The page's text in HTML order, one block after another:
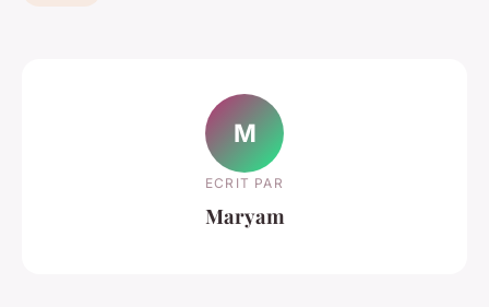
M
ECRIT PAR
Maryam